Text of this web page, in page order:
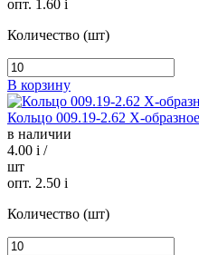
опт. 1.60 i
Количество (шт)
В корзину
Кольцо 009.19-2.62 Х-
в наличии
4.00 i /
шт
опт. 2.50 i
Количество (шт)